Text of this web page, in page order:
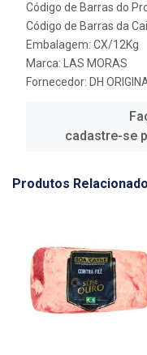
Código de Barras do
Código de Barras da
Embalagem: CX/12Kg
Marca:
LAS MORAS
Fornecedor: DH
cadastre-se
Produtos